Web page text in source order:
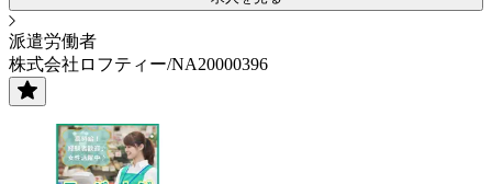
派遣労働者
株式会社ロフティー/NA20000396